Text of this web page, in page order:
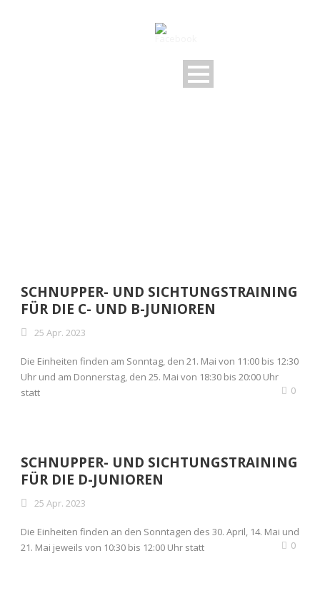
SCHNUPPER- UND SICHTUNGSTRAINING
FÜR DIE C- UND B-JUNIOREN
25 Apr. 2023
Die Einheiten finden am Sonntag, den 21. Mai von 11:00 bis 12:30
Uhr und am Donnerstag, den 25. Mai von 18:30 bis 20:00 Uhr
statt
0
SCHNUPPER- UND SICHTUNGSTRAINING
FÜR DIE D-JUNIOREN
25 Apr. 2023
Die Einheiten finden an den Sonntagen des 30. April, 14. Mai und
21. Mai jeweils von 10:30 bis 12:00 Uhr statt
0